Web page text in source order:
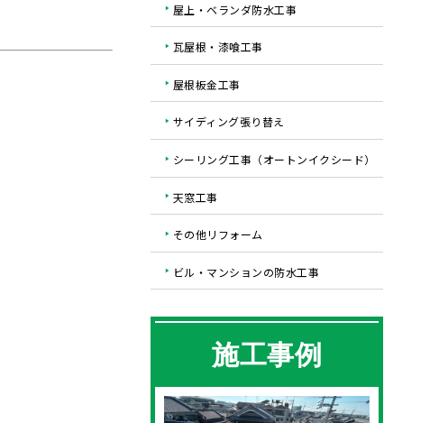
屋上・ベランダ防水工事
瓦屋根・漆喰工事
屋根板金工事
サイディング張り替え
シーリング工事（オートンイクシード）
天窓工事
その他リフォーム
ビル・マンションの防水工事
施工事例